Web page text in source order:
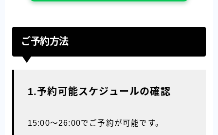
ご予約方法
1.予約可能スケジュールの確認
15:00〜26:00でご予約が可能です。